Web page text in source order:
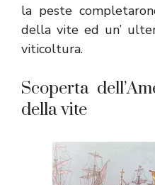
la peste
della vite ed un’
viticoltura.
Scoperta
della vite